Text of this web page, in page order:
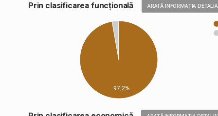
Prin clasificarea funcțională ARATĂ INFORMAȚIA
97,2%